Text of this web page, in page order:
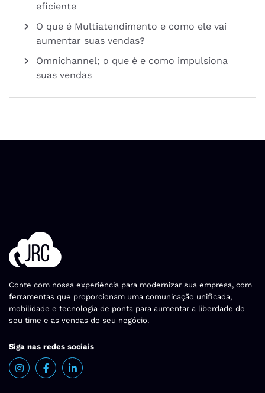
eficiente
O que é Multiatendimento e como ele vai
aumentar suas vendas?
Omnichannel; o que é e como impulsiona
suas vendas
Conte com nossa experiência para modernizar sua empresa, com
ferramentas que proporcionam uma comunicação unificada,
mobilidade e tecnologia de ponta para aumentar a liberdade do
seu time e as vendas do seu negócio.
Siga nas redes sociais